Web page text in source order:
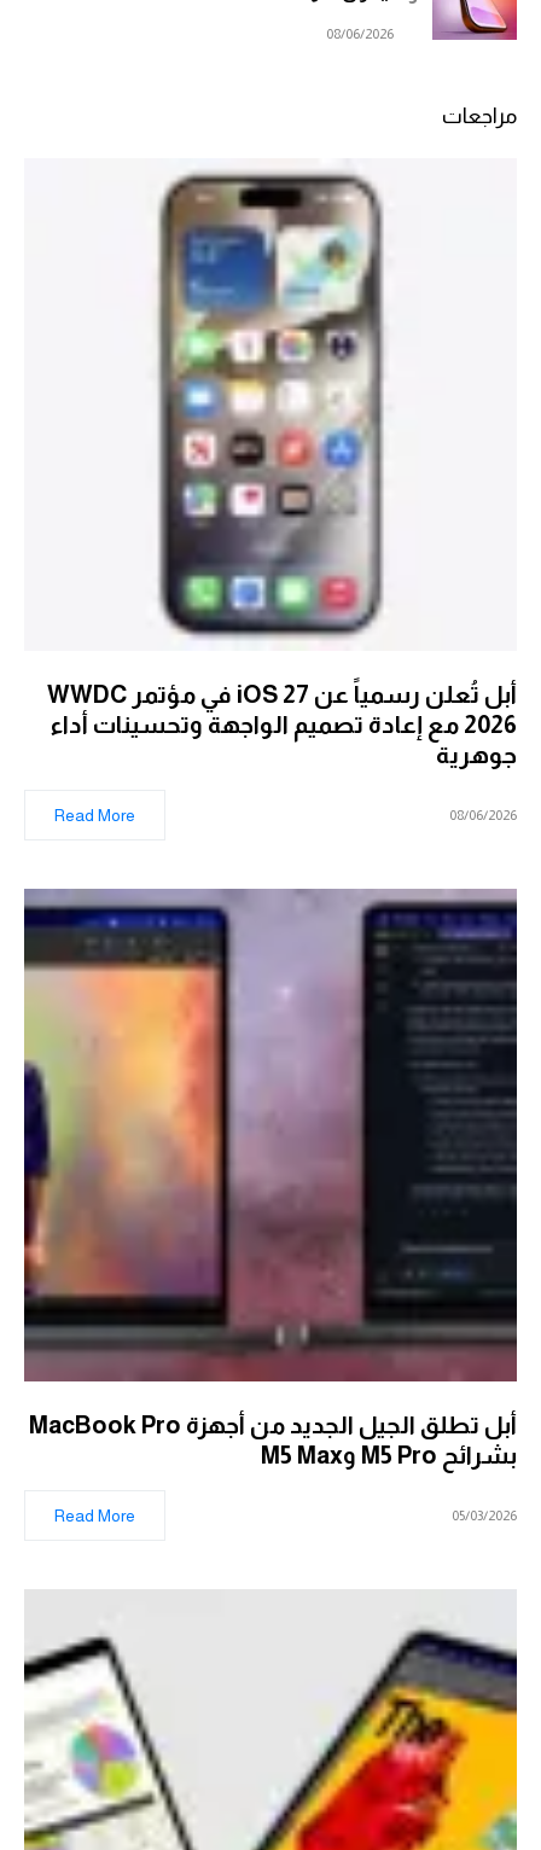
08/06/2026
مراجعات
أبل تُعلن رسمياً عن iOS 27 في مؤتمر WWDC
2026 مع إعادة تصميم الواجهة وتحسينات أداء
جوهرية
08/06/2026
Read More
أبل تطلق الجيل الجديد من أجهزة MacBook Pro
بشرائح M5 Pro وM5 Max
05/03/2026
Read More